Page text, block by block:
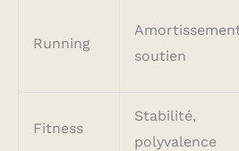
Running
soutien
Fitness
Stabilité,
polyvalence